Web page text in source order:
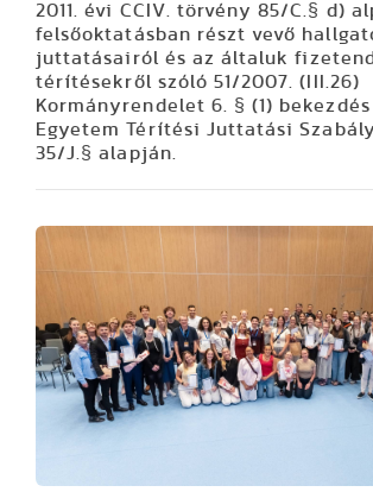
2011. évi CCIV. törvény 85/C.§ d)
felsőoktatásban részt vevő
juttatásairól és az általuk
térítésekről szóló 51/2007. (III.26)
Kormányrendelet 6. § (1) bekezdés
Egyetem Térítési Juttatási
35/J.§ alapján.